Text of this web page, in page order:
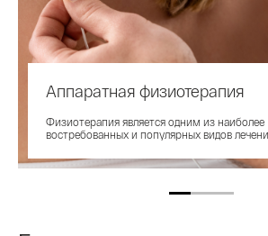
Аппаратная физиотерапия
Физиотерапия является одним из наиболее
востребованных и популярных видов